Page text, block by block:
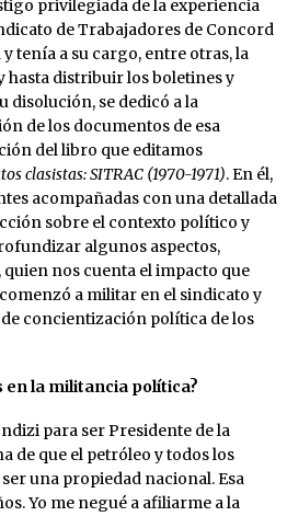
privilegiada de la experiencia
de Trabajadores de Concord
tenía a su cargo, entre otras, la
hasta distribuir los boletines y
disolución, se dedicó a la
de los documentos de esa
del libro que editamos
clasistas: SITRAC (1970-1971). En él,
acompañadas con una detallada
sobre el contexto político y
algunos aspectos,
nos cuenta el impacto que
a militar en el sindicato y
concientización política de los
en la militancia política?
para ser Presidente de la
de que el petróleo y todos los
una propiedad nacional. Esa
Yo me negué a afiliarme a la